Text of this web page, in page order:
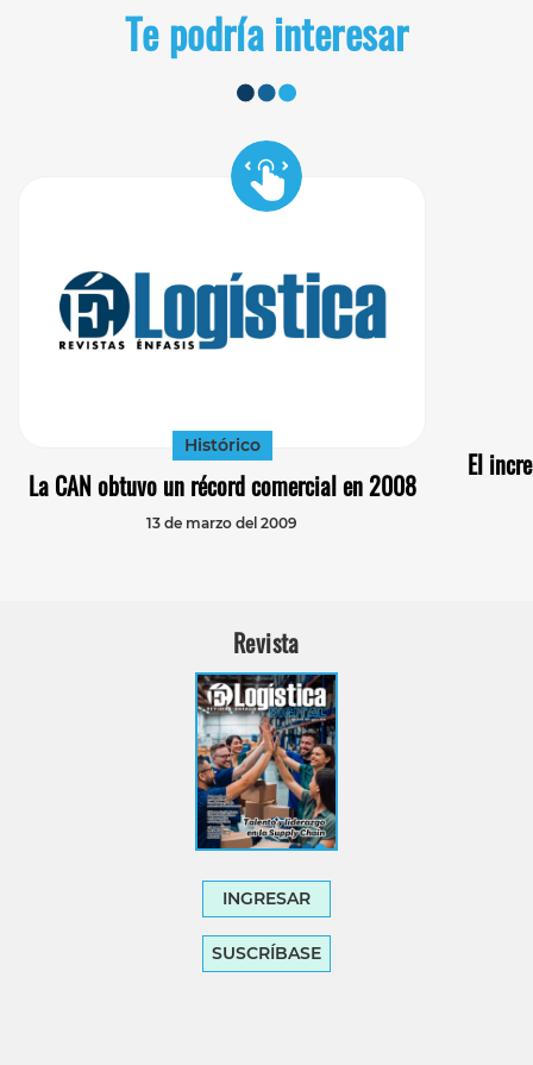
Te podría interesar
Histórico
La CAN obtuvo un récord comercial en 2008
13 de marzo del 2009
El
Revista
INGRESAR
SUSCRÍBASE